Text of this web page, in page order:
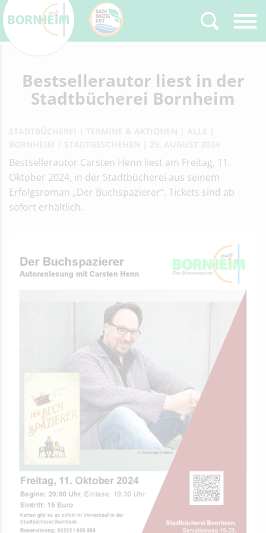
Zurück
Type 2 or more
characters for results.
Bestsellerautor liest in der
Stadtbücherei Bornheim
Bestsellerautor Carsten Henn liest am Freitag, 11.
Oktober 2024, in der Stadtbücherei aus seinem
Erfolgsroman „Der Buchspazierer“. Tickets sind ab
sofort erhältlich.